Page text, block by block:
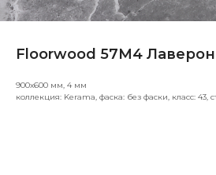
Floorwood 57M4 Лаверон
900х600 мм, 4 мм
коллекция: Kerama, фаска: без фаски, класс: 43,